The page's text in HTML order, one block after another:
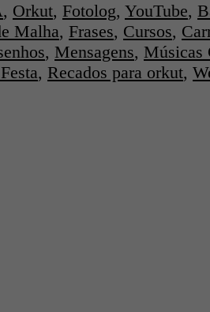
, Orkut, Fotolog, YouTube,
Malha, Frases, Cursos,
, Mensagens, Músicas
, Recados para orkut,